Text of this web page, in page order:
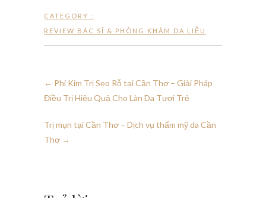
CATEGORY :
REVIEW BÁC SĨ & PHÒNG KHÁM DA LIỄU
← Phi Kim Trị Sẹo Rỗ tại Cần Thơ – Giải Pháp
Điều Trị Hiệu Quả Cho Làn Da Tươi Trẻ
Trị mụn tại Cần Thơ – Dịch vụ thẩm mỹ da Cần
Thơ →